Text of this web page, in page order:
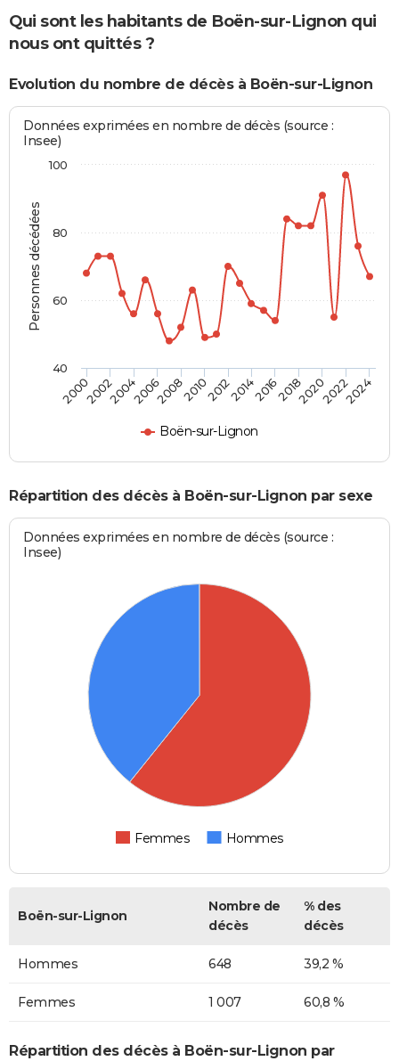
Qui sont les habitants de Boën-sur-Lignon qui
nous ont quittés ?
Evolution du nombre de décès à Boën-sur-Lignon
Personnes décédées
Données exprimées en nombre de décès (source :
Insee)
Boën-sur-Lignon
2000200220042006200820102012201420162018202020222024
40
60
80
100
Répartition des décès à Boën-sur-Lignon par sexe
Données exprimées en nombre de décès (source :
Insee)
Femmes Hommes
Boën-sur-Lignon
Nombre de
décès
% des
décès
Hommes 648 39,2 %
Femmes 1 007 60,8 %
Répartition des décès à Boën-sur-Lignon par